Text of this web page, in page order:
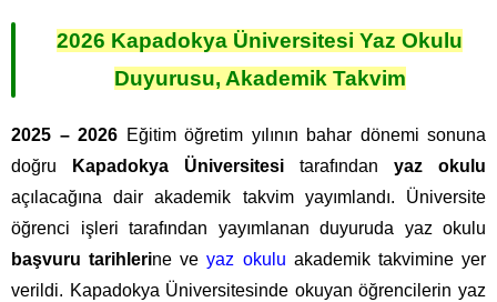
2026 Kapadokya Üniversitesi Yaz Okulu
Duyurusu, Akademik Takvim
2025 – 2026 Eğitim öğretim yılının bahar dönemi sonuna
doğru
Kapadokya Üniversitesi tarafından yaz okulu
açılacağına dair akademik takvim yayımlandı. Üniversite
öğrenci işleri tarafından yayımlanan duyuruda yaz okulu
başvuru tarihlerine veyaz okulu akademik takvimine yer
verildi. Kapadokya Üniversitesinde okuyan öğrencilerin yaz